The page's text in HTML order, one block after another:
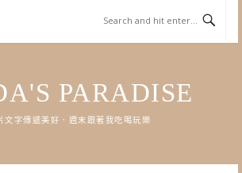
PARADISE
文字傳遞美好．週末跟著我吃喝玩樂